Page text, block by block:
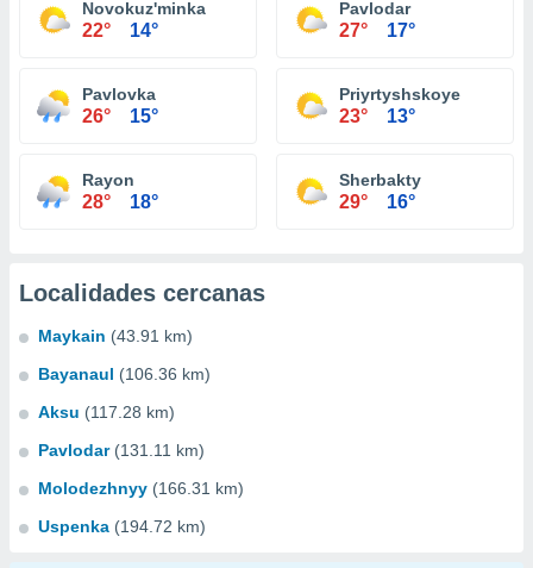
Novokuz'minka
22° 14°
Pavlodar
27° 17°
Pavlovka
26° 15°
Priyrtyshskoye
23° 13°
Rayon
28° 18°
Sherbakty
29° 16°
Localidades cercanas
Maykain (43.91 km)
Bayanaul (106.36 km)
Aksu (117.28 km)
Pavlodar (131.11 km)
Molodezhnyy (166.31 km)
Uspenka (194.72 km)